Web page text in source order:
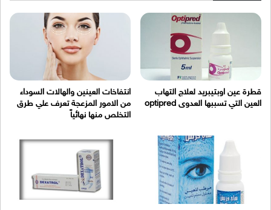
قطرة عين اوبتيبريد لعلاج التهاب
العين التي تسببها العدوى optipred
انتفاخات العينين والهالات السوداء
من الامور المزعجة تعرف علي طرق
التخلص منها نهائياً